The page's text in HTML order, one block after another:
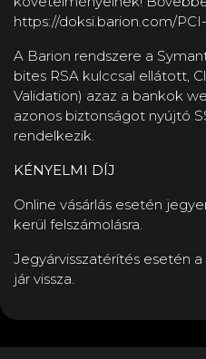
https://doksi.barion.com/
A Barion rendszere a
bites RSA kulccsal ellátott,
Validation) azaz a bankok
azonos biztonságot nyújtó
rendelkezik.
KÉNYELMI DÍJ
Online vásárlás esetén
kerül felszámolásra.
Jegyárvisszatérítés esetén
jár vissza.